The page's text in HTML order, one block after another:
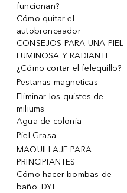
funcionan?
Cómo quitar el
autobronceador
CONSEJOS PARA UNA PIEL
LUMINOSA Y RADIANTE
¿Cómo cortar el felequillo?
Pestanas magneticas
Eliminar los quistes de
miliums
Agua de colonia
Piel Grasa
MAQUILLAJE PARA
PRINCIPIANTES
Cómo hacer bombas de
baño: DYI